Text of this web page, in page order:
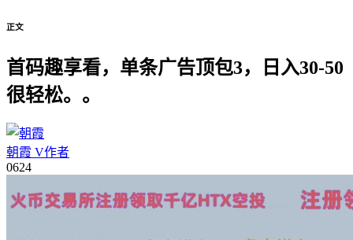
正文
首码趣享看，单条广告顶包3，日入30-50
很轻松。。
朝霞 V作者
0624